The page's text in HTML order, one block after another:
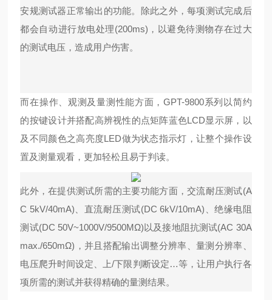
安规测试器正常输出的功能。除此之外，每项测试完成后
都会自动进行放电处理(200ms)，以避免待测物存在过大
的测试电压，造成用户伤害。
而在操作、观测及量测性能方面，GPT-9800系列以简约
的按键设计并搭配高辨视性的点矩阵蓝色LCD显示屏，以
及不同颜色之高亮度LED做为状态指示灯，让整个操作设
置及测量观看，更加轻松且易于判读。
此外，在提供测试所需的主要功能方面，交流耐压测试(A
C 5kV/40mA)、直流耐压测试(DC 6kV/10mA)、绝缘电阻
测试(DC 50V~1000V/9500MΩ)以及接地阻抗测试(AC 30A
max./650mΩ)，并且搭配输出调整分辨率、量测分辨率、
电压爬升时间设定、上/下限判断设定…等，让用户执行各
项所需的测试并获得精确的量测结果。